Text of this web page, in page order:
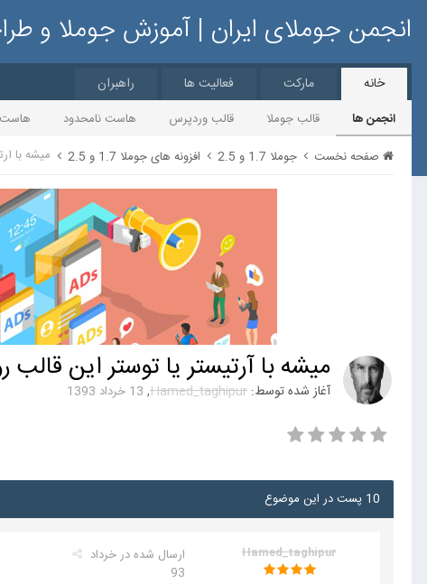
انجمن جوملای ایران | آموزش جوملا و
خانه
انجمن ها قالب جوملا قالب وردپرس هاست نامحدود
مارکت فعالیت ها راهبران
صفحه نخست جوملا 1.7 و 2.5 افزونه های جوملا 1.7 و 2.5 میشه با
میشه با آرتیستر یا توستر این
آغاز شده توسط: Hamed_taghipur
, 13 خرداد 1393
10 پست در این موضوع
Hamed_taghipur ارسال شده درخرداد
93